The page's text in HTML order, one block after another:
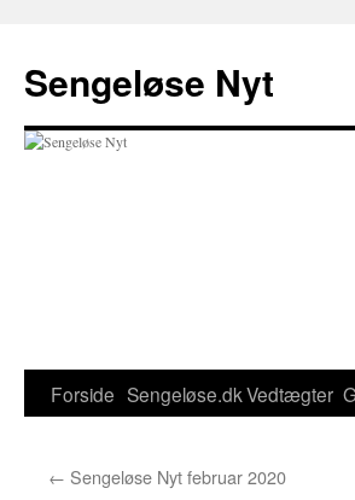
indhold
Sengeløse Nyt
Forside Sengeløse.dkVedtægter
← Sengeløse Nyt februar 2020